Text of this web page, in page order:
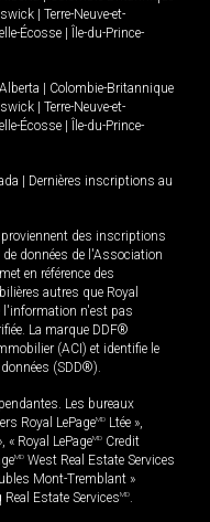
Terre-Neuve-et-
Écosse
Île-du-Prince-
Alberta
Colombie-Britannique
Terre-Neuve-et-
Écosse
Île-du-Prince-
Dernières inscriptions au
des inscriptions
données de l'Association
en référence des
autres que Royal
l'information n'est pas
La marque DDF®
(ACI) et identifie le
(SDD®).
Les bureaux
Royal LePageMD Ltée »,
« Royal LePageMD Credit
MD West Real Estate Services
Mont-Tremblant »
Estate ServicesMD.